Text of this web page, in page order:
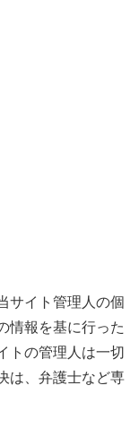
サイト管理人の個
情報を基に行った
トの管理人は一切
は、弁護士など専